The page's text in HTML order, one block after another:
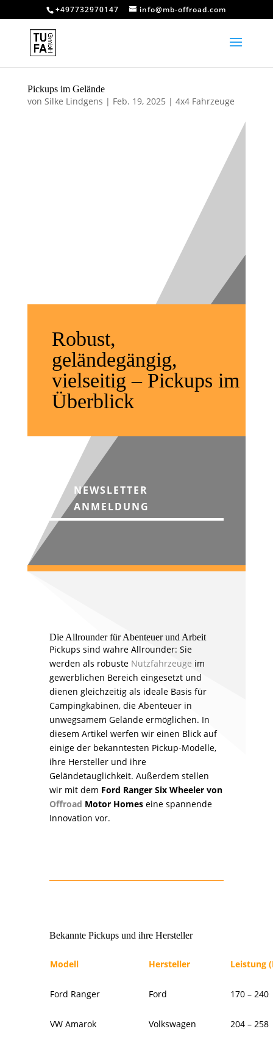
+497732970147 info@mb-offroad.com
Pickups im Gelände
von Silke Lindgens | Feb. 19, 2025 | 4x4 Fahrzeuge
Robust,
geländegängig,
vielseitig – Pickups im
Überblick
NEWSLETTER
ANMELDUNG
Die Allrounder für Abenteuer und Arbeit
Pickups sind wahre Allrounder: Sie
werden als robuste Nutzfahrzeuge im
gewerblichen Bereich eingesetzt und
dienen gleichzeitig als ideale Basis für
Campingkabinen, die Abenteuer in
unwegsamem Gelände ermöglichen. In
diesem Artikel werfen wir einen Blick auf
einige der bekanntesten Pickup-Modelle,
ihre Hersteller und ihre
Geländetauglichkeit. Außerdem stellen
wir mit dem Ford Ranger Six Wheeler von
Offroad Motor Homeseine spannende
Innovation vor.
Bekannte Pickups und ihre Hersteller
Modell Hersteller Leistung
Ford Ranger Ford 170 – 240
VW Amarok Volkswagen 204 – 258